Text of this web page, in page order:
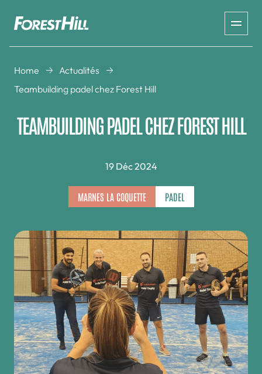
Home
Actualités
Teambuilding padel chez Forest Hill
TEAMBUILDING PADEL CHEZ FOREST HILL
19 Déc 2024
MARNES LA COQUETTE PADEL